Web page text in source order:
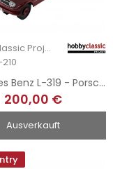
Hobby Classic Project
Mercedes Benz L-319 - Porsche Service Team
200,00 €
Ausverkauft